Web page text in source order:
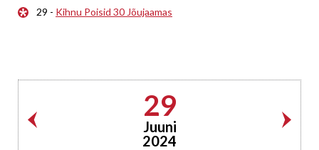
29 - Kihnu Poisid 30 Jõujaamas
29
Juuni
2024